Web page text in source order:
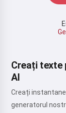
Creați texte
AI
Creați
generatorul